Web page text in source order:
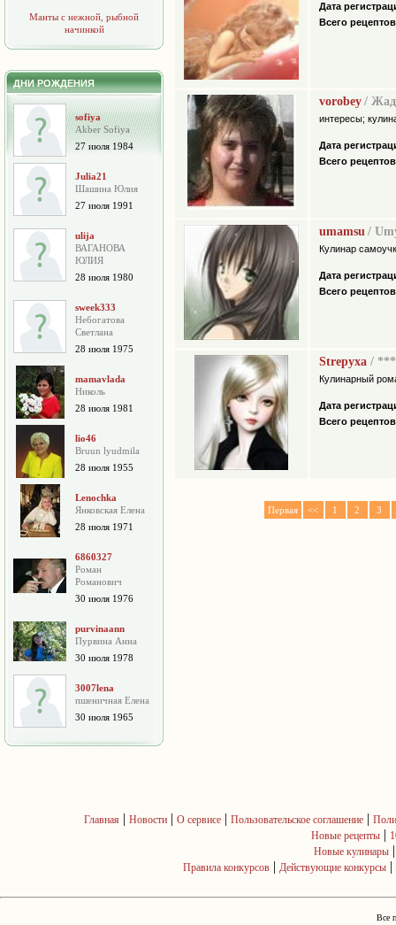
Манты с нежной, рыбной
начинкой
ДНИ РОЖДЕНИЯ
sofiya
Akber Sofiya
27 июля 1984
Julia21
Шашина Юлия
27 июля 1991
ulija
ВАГАНОВА
ЮЛИЯ
28 июля 1980
sweek333
Небогатова
Cветлана
28 июля 1975
mamavlada
Николь
28 июля 1981
lio46
Bruun lyudmila
28 июля 1955
Lenochka
Янковская Елена
28 июля 1971
6860327
Роман
Романович
30 июля 1976
purvinaann
Пурвина Анна
30 июля 1978
3007lena
пшеничная Елена
30 июля 1965
Дата
Всего
vorobey /
интересы;
Дата
Всего
umamsu /
Кулинар
Дата
Всего
Strepyxa /
Кулинарный
Дата
Всего
Первая << 1 2 3
Главная | Новости| О сервисе| Пользовательское соглашение|
Новые рецепты |
Новые кулинары
Правила конкурсов | Действующие конкурсы |
Все